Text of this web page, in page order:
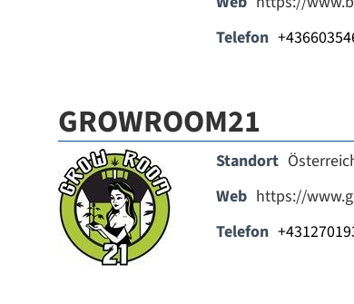
Telefon
GROWROOM21
Standort
Web https://
Telefon